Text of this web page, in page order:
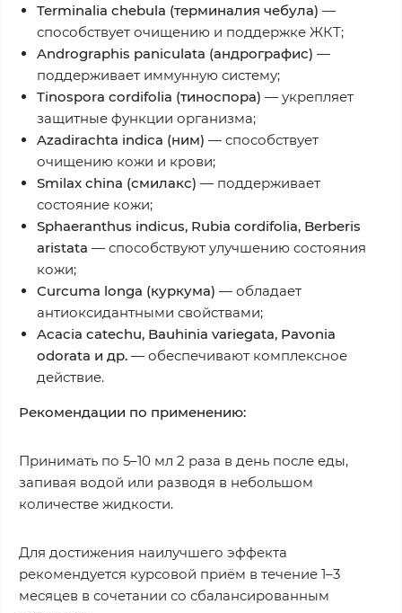
Terminalia chebula (терминалия чебула) —
способствует очищению и поддержке ЖКТ;
Andrographis paniculata (андрографис) —
поддерживает иммунную систему;
Tinospora cordifolia (тиноспора) — укрепляет
защитные функции организма;
Azadirachta indica (ним) — способствует
очищению кожи и крови;
Smilax china (смилакс) — поддерживает
состояние кожи;
Sphaeranthus indicus, Rubia cordifolia, Berberis
aristata — способствуют улучшению состояния
кожи;
Curcuma longa (куркума) — обладает
антиоксидантными свойствами;
Acacia catechu, Bauhinia variegata, Pavonia
odorata и др. — обеспечивают комплексное
действие.
Рекомендации по применению:
Принимать по 5–10 мл 2 раза в день после еды,
запивая водой или разводя в небольшом
количестве жидкости.
Для достижения наилучшего эффекта
рекомендуется курсовой приём в течение 1–3
месяцев в сочетании со сбалансированным